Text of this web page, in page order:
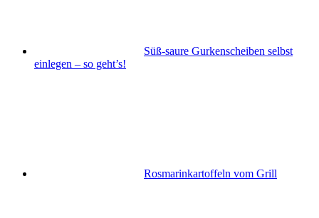
Süß-saure Gurkenscheiben selbst
einlegen – so geht’s!
Rosmarinkartoffeln vom Grill